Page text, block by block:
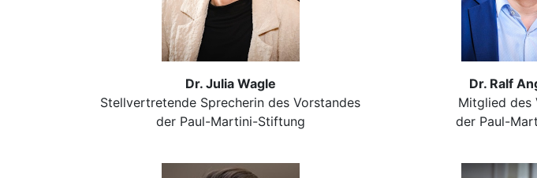
Dr. Julia Wagle
Stellvertretende Sprecherin des Vorstandes
der Paul-Martini-Stiftung
Dr. Ralf
Mitglied des
der Paul-